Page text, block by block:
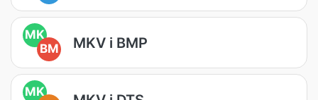
MK
BM
MKV i BMP
MK